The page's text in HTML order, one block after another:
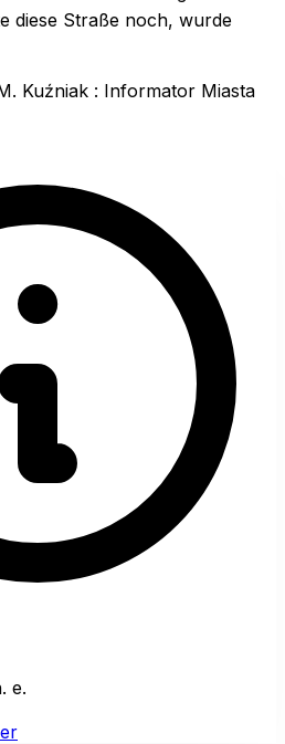
diese Straße noch, wurde
Kuźniak : Informator Miasta
e.